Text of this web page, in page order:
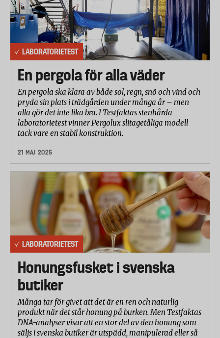
LABORATORIETEST
En pergola för alla väder
En pergola ska klara av både sol, regn, snö och vind och
pryda sin plats i trädgården under många år – men
alla gör det inte lika bra. I Testfaktas stenhårda
laboratorietest vinner Pergolux slitagetåliga modell
tack vare en stabil konstruktion.
21 MAJ 2025
LABORATORIETEST
Honungsfusket i svenska
butiker
Många tar för givet att det är en ren och naturlig
produkt när det står honung på burken. Men Testfaktas
DNA-analyser visar att en stor del av den honung som
säljs i svenska butiker är utspädd, manipulerad eller så